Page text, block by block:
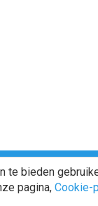
- Proudly
te bieden
pagina, Cookie-